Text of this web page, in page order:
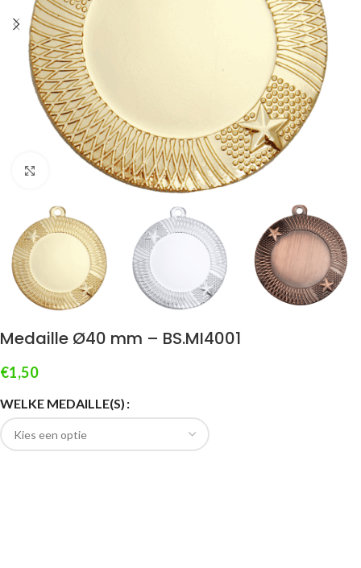
Klik om te vergroten
Medaille Ø40 mm – BS.MI4001
€1,50
WELKE MEDAILLE(S)